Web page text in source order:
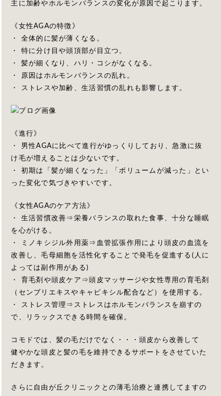
主に加齢やホルモンバランスの変化が原因で起こります。
《女性AGAの特徴》
・ 全体的に髪が薄くなる。
・ 特に分け目や頭頂部が目立つ。
・ 髪が細くなり、ハリ・コシがなくなる。
・ 原因はホルモンバランスの乱れ。
・ ストレスや加齢、生活習慣の乱れも影響します。
《進行》
・ 男性AGAに比べて進行がゆっくりしており、急激に抜
け毛が増えることは少ないです。
・ 初期は「髪が細くなった」「ボリュームが減った」とい
った変化で気づきやすいです。
《女性AGAのケア方法》
・ 生活習慣改善⇒栄養バランスの取れた食事、十分な睡眠
を心がける。
・ ミノキシジル外用薬⇒血管拡張作用により頭皮の血流を
改善し、毛母細胞を活性化することで発毛を促進する(人に
よっては副作用がある)
・ 育毛剤や頭皮ケア⇒頭皮マッサージや女性専用の育毛剤
（センブリエキスやキャピキシル配合など）を使用する。
・ ストレス管理⇒ストレスはホルモンバランスを崩すの
で、リラックスできる時間を確保。
コモドでは、髪の毛だけでなく・・・頭皮から改善して
健やかな頭皮と髪の毛を維持できるサポートをさせていた
だきます。
さらに自由が丘クリニックとの薄毛治療と連携してますの